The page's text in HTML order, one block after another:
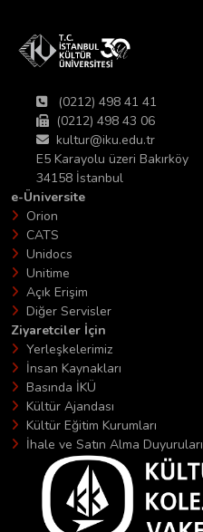
(0212) 498 41 41
(0212) 498 43 06
kultur@iku.edu.tr
E5 Karayolu üzeri Bakırköy
34158 İstanbul
e-Üniversite
Orion
CATS
Unidocs
Unitime
Açık Erişim
Diğer Servisler
Ziyaretciler İçin
Yerleşkelerimiz
İnsan Kaynakları
Basında İKÜ
Kültür Ajandası
Kültür Eğitim Kurumları
İhale ve Satın Alma Duyuruları